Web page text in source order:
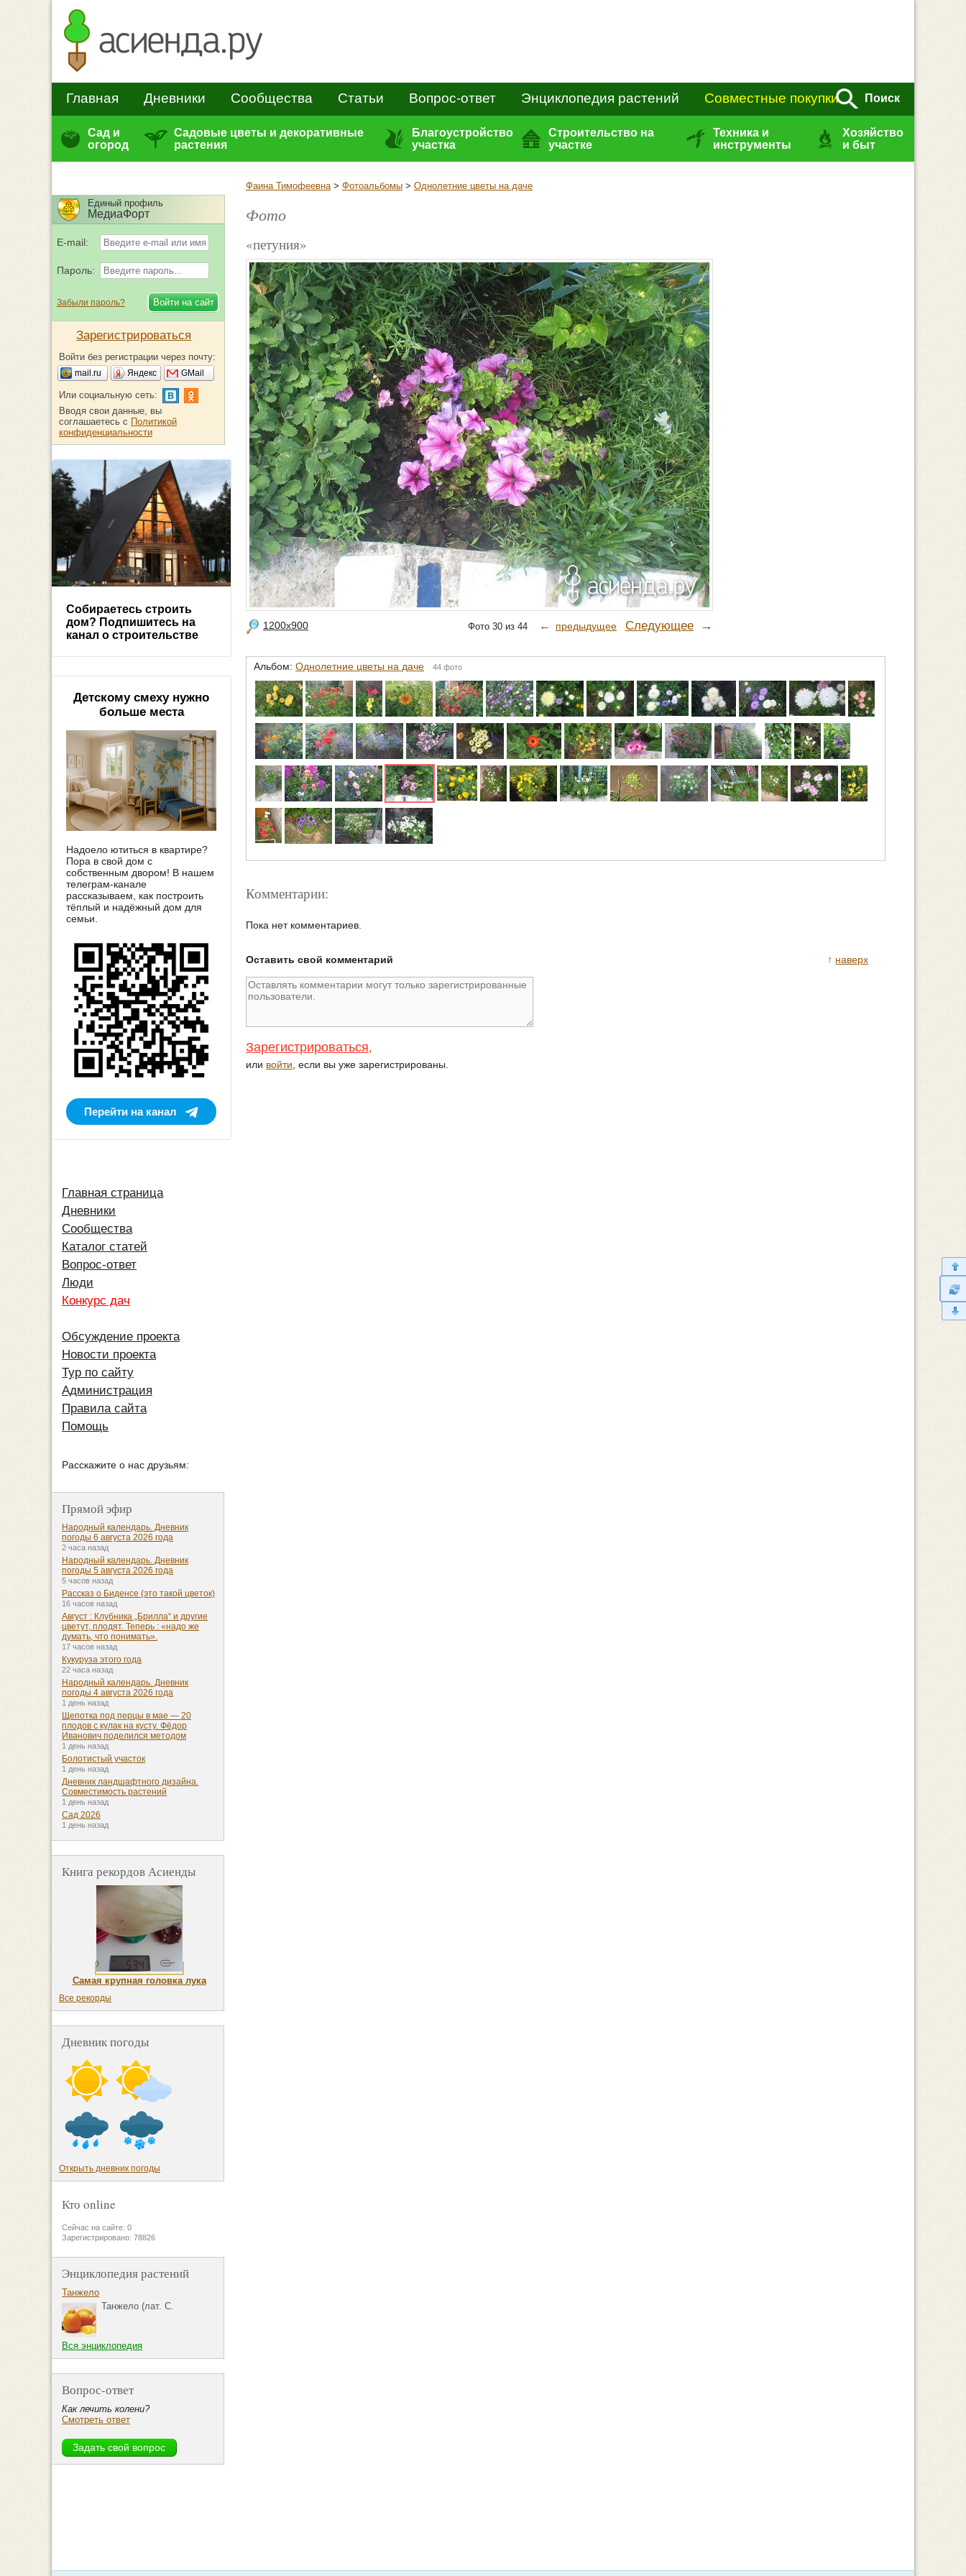
Главная Дневники Сообщества Статьи Вопрос-ответ Энциклопедия растений Совместные покупки Поиск
Сад и
огород
Садовые цветы и декоративные
растения
Благоустройство
участка
Строительство на
участке
Техника и
инструменты
Хозяйство
и быт
Фаина Тимофеевна> Фотоальбомы > Однолетние цветы на даче
Фото
«петуния»
1200x900 Фото 30 из 44 ← предыдущее Следующее →
Альбом: Однолетние цветы на даче 44 фото
Комментарии:
Пока нет комментариев.
↑ наверх
Оставить свой комментарий
Зарегистрироваться,
или войти , если вы уже зарегистрированы.
Единый профиль
МедиаФорт
E-mail:
Пароль:
Забыли пароль?
Зарегистрироваться
Войти без регистрации через почту:
mail.ru Яндекс GMail
Или социальную сеть:
Вводя свои данные, вы
соглашаетесь с Политикой
конфиденциальности
Собираетесь строить
дом? Подпишитесь на
канал о строительстве
Детскому смеху нужно
больше места
Надоело ютиться в квартире?
Пора в свой дом с
собственным двором! В нашем
телеграм-канале
рассказываем, как построить
тёплый и надёжный дом для
семьи.
Перейти на канал
Главная страница
Дневники
Сообщества
Каталог статей
Вопрос-ответ
Люди
Конкурс дач
Обсуждение проекта
Новости проекта
Тур по сайту
Администрация
Правила сайта
Помощь
Расскажите о нас друзьям:
Прямой эфир
Народный календарь. Дневник
погоды 6 августа 2026 года
2 часа назад
Народный календарь. Дневник
погоды 5 августа 2026 года
5 часов назад
Рассказ о Биденсе (это такой цветок)
16 часов назад
Август : Клубника „Брилла“ и другие
цветут, плодят. Теперь : «надо же
думать, что понимать».
17 часов назад
Кукуруза этого года
22 часа назад
Народный календарь. Дневник
погоды 4 августа 2026 года
1 день назад
Щепотка под перцы в мае — 20
плодов с кулак на кусту. Фёдор
Иванович поделился методом
1 день назад
Болотистый участок
1 день назад
Дневник ландшафтного дизайна.
Совместимость растений
1 день назад
Сад 2026
1 день назад
Книга рекордов Асиенды
Самая крупная головка лука
Все рекорды
Дневник погоды
Открыть дневник погоды
Кто online
Сейчас на сайте: 0
Зарегистрировано: 78826
Энциклопедия растений
Танжело
Танжело (лат. C.
Вся энциклопедия
Вопрос-ответ
Как лечить колени?
Смотреть ответ